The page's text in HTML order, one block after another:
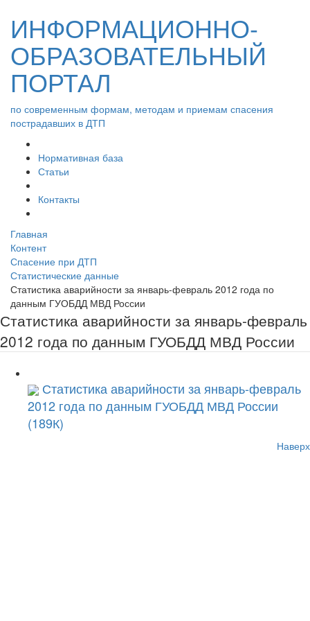
ИНФОРМАЦИОННО-
ОБРАЗОВАТЕЛЬНЫЙ
ПОРТАЛ
по современным формам, методам и приемам спасения
пострадавших в ДТП
Нормативная база
Статьи
Контакты
Главная
Контент
Спасение при ДТП
Статистические данные
Статистика аварийности за январь-февраль 2012 года по
данным ГУОБДД МВД России
Статистика аварийности за январь-февраль
2012 года по данным ГУОБДД МВД России
Статистика аварийности за январь-февраль
2012 года по данным ГУОБДД МВД России
(189К)
Наверх